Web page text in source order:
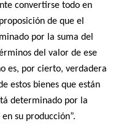
convertirse todo en
de que el
por la suma del
del valor de ese
es, por cierto, verdadera
estos bienes que están
determinado por la
su producción”.